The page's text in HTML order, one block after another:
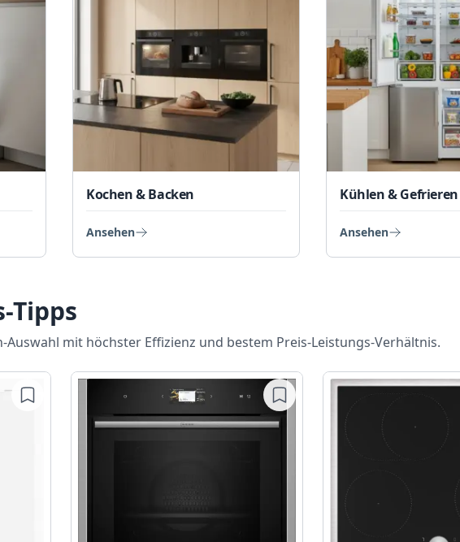
Kochen & Backen
Ansehen
Kühlen & Gefrieren
Ansehen
Tipps
mit höchster Effizienz und bestem Preis-Leistungs-Verhältnis.